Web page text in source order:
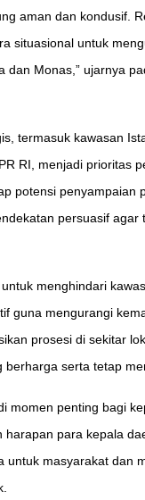
aman dan kondusif.
situasional untuk
dan Monas,” ujarnya
termasuk kawasan
RI, menjadi prioritas
potensi penyampaian
persuasif agar
menghindari
guna mengurangi
prosesi di sekitar
berharga serta tetap
momen penting bagi
harapan para kepala
untuk masyarakat dan